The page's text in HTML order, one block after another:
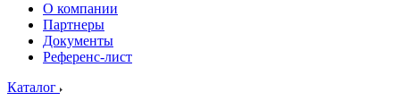
О компании
Партнеры
Документы
Референс-лист
Каталог